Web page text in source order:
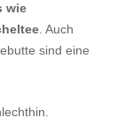
wie
. Auch
sind eine